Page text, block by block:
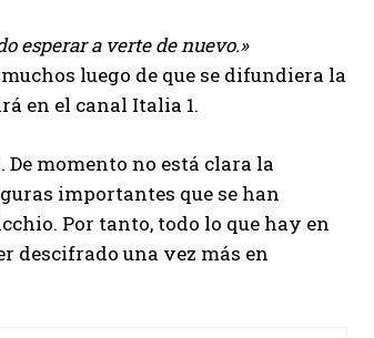
esperar a verte de nuevo.»
luego de que se difundiera la
en el canal Italia 1.
momento no está clara la
importantes que se han
Por tanto, todo lo que hay en
descifrado una vez más en